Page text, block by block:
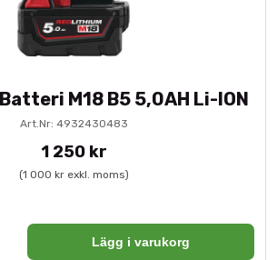
M18 B5 5,0AH Li-ION
Art.Nr: 4932430483
1 250 kr
(1 000 kr exkl. moms)
Lägg i varukorg